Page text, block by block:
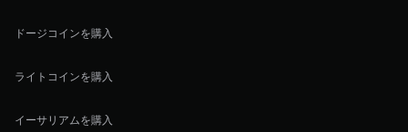
ドージコインを購入
ライトコインを購入
イーサリアムを購入